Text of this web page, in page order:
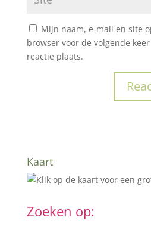
Mijn naam, e-mail en site
browser voor de volgende
reactie plaats.
Kaart
Zoeken op: